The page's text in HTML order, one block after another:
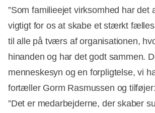
”Som familieejet virksomhed har det
vigtigt for os at skabe et stærkt
til alle på tværs af organisationen,
hinanden og har det godt sammen.
menneskesyn og en forpligtelse, vi
fortæller Gorm Rasmussen og tilføjer:
”Det er medarbejderne, der skaber